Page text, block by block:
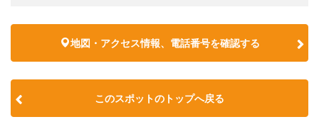
地図・アクセス情報、電話番号を確認する
このスポットのトップへ戻る